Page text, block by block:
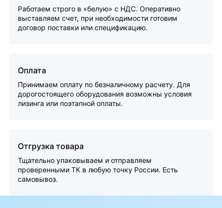
Работаем строго в «белую» с НДС. Оперативно
выставляем счет, при необходимости готовим
договор поставки или спецификацию.
Оплата
Принимаем оплату по безналичному расчету. Для
дорогостоящего оборудования возможны условия
лизинга или поэтапной оплаты.
Отгрузка товара
Тщательно упаковываем и отправляем
проверенными ТК в любую точку России. Есть
самовывоз.